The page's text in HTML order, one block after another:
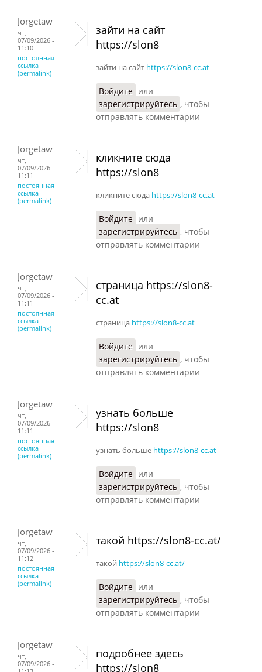
Jorgetaw
чт,
07/09/2026 -
11:10
постоянная
ссылка
(permalink)
зайти на сайт
https://slon8
зайти на сайт https://slon8-cc.at
Войдите или
зарегистрируйтесь , чтобы
отправлять комментарии
Jorgetaw
чт,
07/09/2026 -
11:11
постоянная
ссылка
(permalink)
кликните сюда
https://slon8
кликните сюда https://slon8-cc.at
Войдите или
зарегистрируйтесь , чтобы
отправлять комментарии
Jorgetaw
чт,
07/09/2026 -
11:11
постоянная
ссылка
(permalink)
страница https://slon8-
cc.at
страница https://slon8-cc.at
Войдите или
зарегистрируйтесь , чтобы
отправлять комментарии
Jorgetaw
чт,
07/09/2026 -
11:11
постоянная
ссылка
(permalink)
узнать больше
https://slon8
узнать больше https://slon8-cc.at
Войдите или
зарегистрируйтесь , чтобы
отправлять комментарии
Jorgetaw
чт,
07/09/2026 -
11:12
постоянная
ссылка
(permalink)
такой https://slon8-cc.at/
такой https://slon8-cc.at/
Войдите или
зарегистрируйтесь , чтобы
отправлять комментарии
Jorgetaw
чт,
07/09/2026 -
подробнее здесь
https://slon8